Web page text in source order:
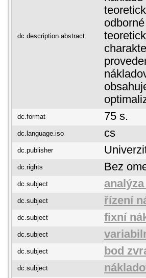
dc.description.abstract
dc.format 75 s.
dc.language.iso cs
dc.publisher
dc.rights Bez
dc.subject
dc.subject řízení
dc.subject fixní
dc.subject
dc.subject bod
dc.subject